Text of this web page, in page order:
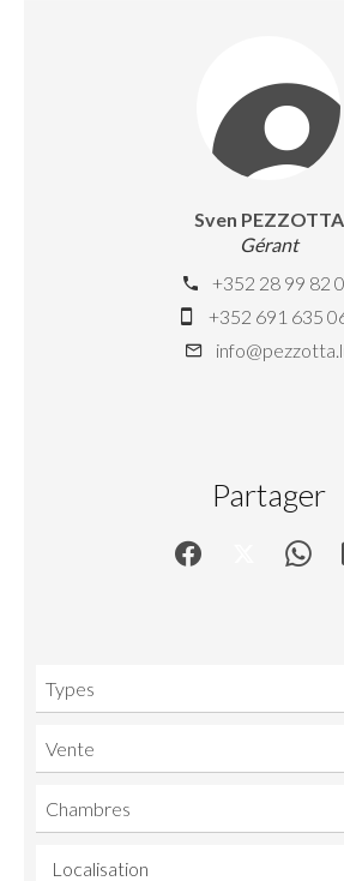
Sven PEZZOTTA
Gérant
+352 28 99 82
+352 691 635
Partager
Types
Vente
Chambres
Localisation